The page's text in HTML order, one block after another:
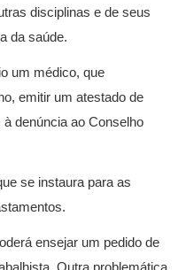
disciplinas e de seus
da saúde.
um médico, que
emitir um atestado de
denúncia ao Conselho
se instaura para as
ensejar um pedido de
Outra problemática